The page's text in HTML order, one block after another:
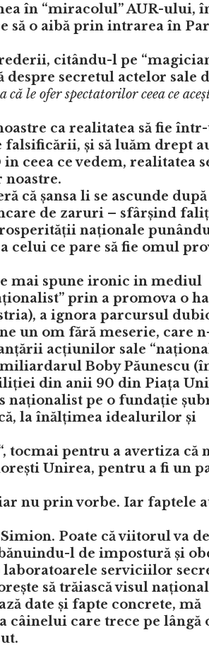
în “miracolul” AUR-ului,
să o aibă prin intrarea în
citându-l pe
secretul actelor sale
că le ofer spectatorilor ceea ce
ca realitatea să fie
și să luăm drept
ceea ce vedem, realitatea
că șansa li se ascunde după
de zaruri – sfârșind
naționale
celui ce pare să fie omul
mai spune ironic in mediul
prin a promova o
a ignora parcursul
un om fără meserie, care
acțiunilor sale
Boby Păunescu
din anii 90 din Piața
naționalist pe o fundație
la înălțimea idealurilor și
tocmai pentru a avertiza că
Unirea, pentru a fi un
nu prin vorbe. Iar faptele
Poate că viitorul va
l de impostură și
serviciilor
să trăiască visul
date și fapte concrete, mă
care trece pe lângă